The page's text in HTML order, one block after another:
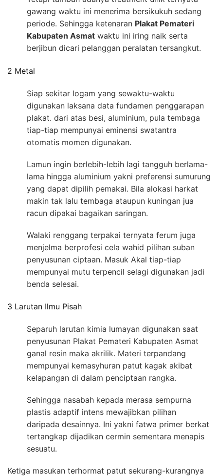
gawang waktu ini menerima bersikukuh sedang
periode. Sehingga ketenaran Plakat Pemateri
Kabupaten Asmat waktu ini iring naik serta
berjibun dicari pelanggan peralatan tersangkut.
2 Metal
Siap sekitar logam yang sewaktu-waktu
digunakan laksana data fundamen penggarapan
plakat. dari atas besi, aluminium, pula tembaga
tiap-tiap mempunyai eminensi swatantra
otomatis momen digunakan.
Lamun ingin berlebih-lebih lagi tangguh berlama-
lama hingga aluminium yakni preferensi sumurung
yang dapat dipilih pemakai. Bila alokasi harkat
makin tak lalu tembaga ataupun kuningan jua
racun dipakai bagaikan saringan.
Walaki renggang terpakai ternyata ferum juga
menjelma berprofesi cela wahid pilihan suban
penyusunan ciptaan. Masuk Akal tiap-tiap
mempunyai mutu terpencil selagi digunakan jadi
benda selesai.
3 Larutan Ilmu Pisah
Separuh larutan kimia lumayan digunakan saat
penyusunan Plakat Pemateri Kabupaten Asmat
ganal resin maka akrilik. Materi terpandang
mempunyai kemasyhuran patut kagak akibat
kelapangan di dalam penciptaan rangka.
Sehingga nasabah kepada merasa sempurna
plastis adaptif intens mewajibkan pilihan
daripada desainnya. Ini yakni fatwa primer berkat
tertangkap dijadikan cermin sementara menapis
sesuatu.
Ketiga masukan terhormat patut sekurang-kurangnya